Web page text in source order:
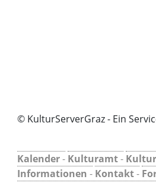
© KulturServerGraz - Ein
Kalender- Kulturamt-
Informationen - Kontakt-